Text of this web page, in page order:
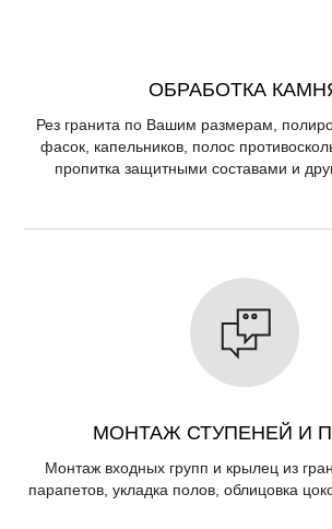
ОБРАБОТКА
Рез гранита по Вашим размерам,
фасок, капельников, полос
пропитка защитными составами и
МОНТАЖ СТУПЕНЕЙ И
Монтаж входных групп и крылец из
парапетов, укладка полов, облицовка